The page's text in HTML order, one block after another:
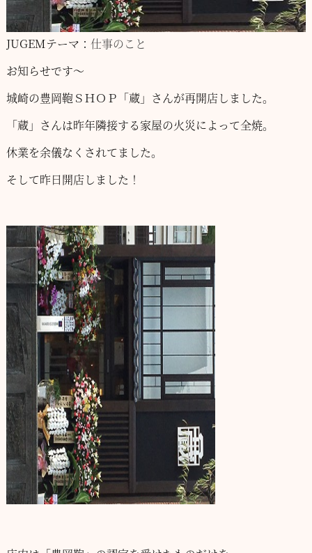
JUGEMテーマ： 仕事のこと
お知らせです～
城崎の豊岡鞄ＳＨＯＰ「蔵」さんが再開店しました。
「蔵」さんは昨年隣接する家屋の火災によって全焼。
休業を余儀なくされてました。
そして昨日開店しました！